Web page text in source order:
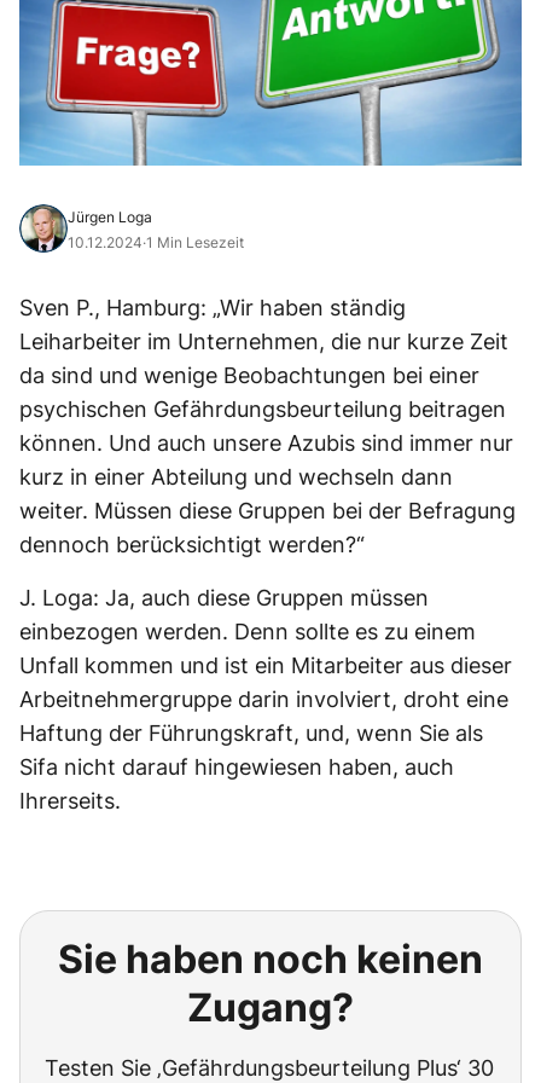
Jürgen Loga
10.12.2024·1 Min Lesezeit
Sven P., Hamburg: „Wir haben ständig
Leiharbeiter im Unternehmen, die nur kurze Zeit
da sind und wenige Beobachtungen bei einer
psychischen Gefährdungsbeurteilung beitragen
können. Und auch unsere Azubis sind immer nur
kurz in einer Abteilung und wechseln dann
weiter. Müssen diese Gruppen bei der Befragung
dennoch berücksichtigt werden?“
J. Loga: Ja, auch diese Gruppen müssen
einbezogen werden. Denn sollte es zu einem
Unfall kommen und ist ein Mitarbeiter aus dieser
Arbeitnehmergruppe darin involviert, droht eine
Haftung der Führungskraft, und, wenn Sie als
Sifa nicht darauf hingewiesen haben, auch
Ihrerseits.
Sie haben noch keinen
Zugang?
Testen Sie ‚Gefährdungsbeurteilung Plus‘ 30